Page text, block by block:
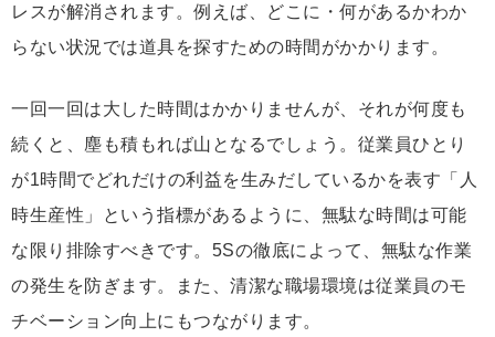
レスが解消されます。例えば、どこに・何があるかわか
らない状況では道具を探すための時間がかかります。
一回一回は大した時間はかかりませんが、それが何度も
続くと、塵も積もれば山となるでしょう。従業員ひとり
が1時間でどれだけの利益を生みだしているかを表す「人
時生産性」という指標があるように、無駄な時間は可能
な限り排除すべきです。5Sの徹底によって、無駄な作業
の発生を防ぎます。また、清潔な職場環境は従業員のモ
チベーション向上にもつながります。